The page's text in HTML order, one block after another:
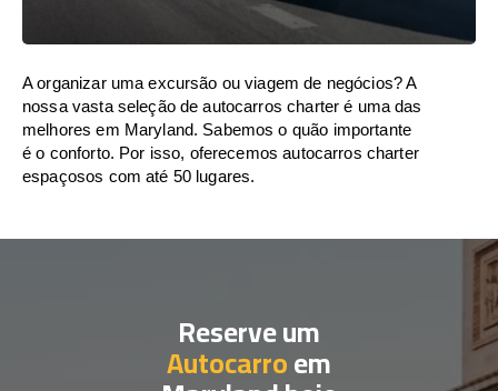
A organizar uma excursão ou viagem de negócios? A
nossa vasta seleção de autocarros charter é uma das
melhores em Maryland. Sabemos o quão importante
é o conforto. Por isso, oferecemos autocarros charter
espaçosos com até 50 lugares.
Reserve um
Autocarroem